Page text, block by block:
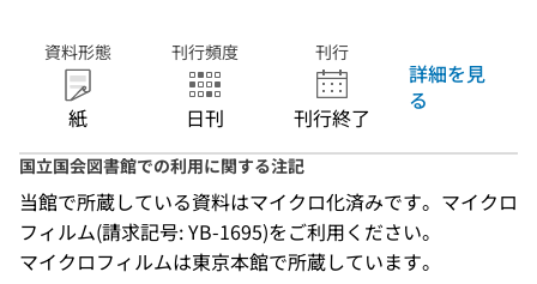
資料形態
紙
刊行頻度
日刊
刊行
刊行終了
詳細を見
る
国立国会図書館での利用に関する注記
当館で所蔵している資料はマイクロ化済みです。マイクロ
フィルム(請求記号: YB-1695)をご利用ください。
マイクロフィルムは東京本館で所蔵しています。